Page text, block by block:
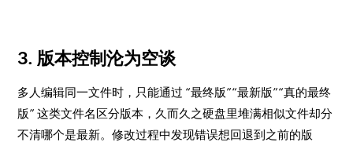
3. 版本控制沦为空谈
多人编辑同一文件时，只能通过 “最终版”“最新版”“真的最终
版” 这类文件名区分版本，久而久之硬盘里堆满相似文件却分
不清哪个是最新。修改过程中发现错误想回退到之前的版